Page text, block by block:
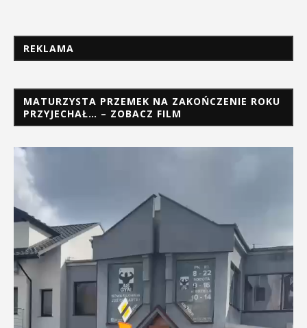
REKLAMA
MATURZYSTA PRZEMEK NA ZAKOŃCZENIE ROKU
PRZYJECHAŁ… – ZOBACZ FILM
Odtwarzacz